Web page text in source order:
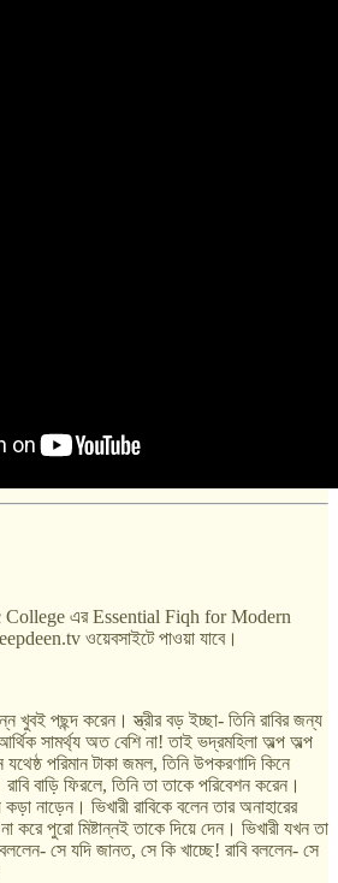
College এর Essential Fiqh for Modern
ওয়েবসাইটে পাওয়া যাবে।
খুবই পছন্দ করেন। স্ত্রীর বড় ইচ্ছা- তিনি রাবির জন্য
সামর্থ্য অত বেশি না! তাই ভদ্রমহিলা অল্প অল্প
পরিমান টাকা জমল, তিনি উপকরণাদি কিনে
বাড়ি ফিরলে, তিনি তা তাকে পরিবেশন করেন।
নাড়েন। ভিখারী রাবিকে বলেন তার অনাহারের
করে পুরো মিষ্টান্নই তাকে দিয়ে দেন। ভিখারী যখন তা
বললেন- সে যদি জানত, সে কি খাচ্ছে! রাবি বললেন- সে